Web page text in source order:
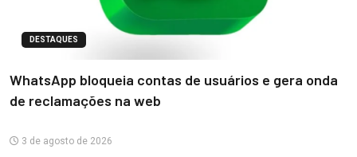
DESTAQUES
WhatsApp bloqueia contas de usuários e gera onda
de reclamações na web
3 de agosto de 2026